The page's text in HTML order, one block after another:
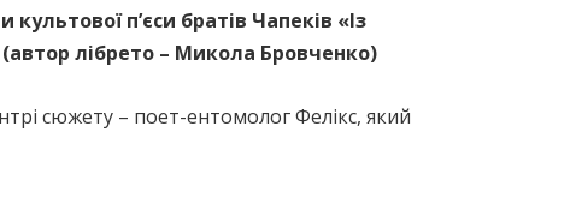
п’єси братів Чапеків «Із
лібрето – Микола Бровченко)
сюжету – поет-ентомолог Фелікс, який